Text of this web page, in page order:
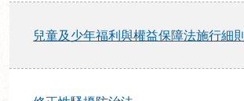
兒童及少年福利與權益保障法施行細則